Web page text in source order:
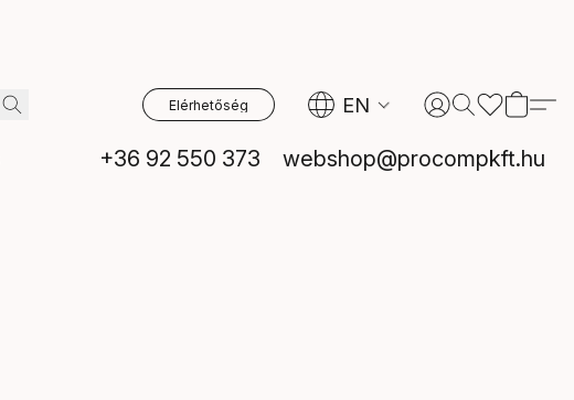
Elérhetőség EN
+36 92 550 373 webshop@procompkft.hu